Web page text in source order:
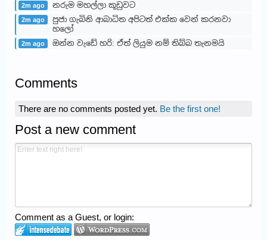
2m ago නරුම මහල්ලා කූඩුවට
2m ago
පුජා ගැබිනි ආබාධිත අපිටත් එක්ක වෙන් කරනවා
හලෝ
2m ago ඔන්න වැඩේ හරි: ඒත් ලියුම නම් තිබ්බ තැනමයි
Comments
There are no comments posted yet. Be the first one!
Post a new comment
Comment as a Guest, or login: